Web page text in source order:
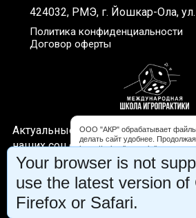
424032, РМЭ, г. Йошкар-Ола,
Политика конфиденциальности
Договор оферты
Актуальные новости, интересные
наших соц.сетях. Подписывайтесь!
ООО "АКР" обрабатывает
делать сайт удобнее.
https://schooligropraktika.com, вы
обработкой файлов cookie. Вы
некоторых типов cookie в
странице «Уведомление об
Согласен
Your browser is not
use the latest version of
Firefox or Safari.